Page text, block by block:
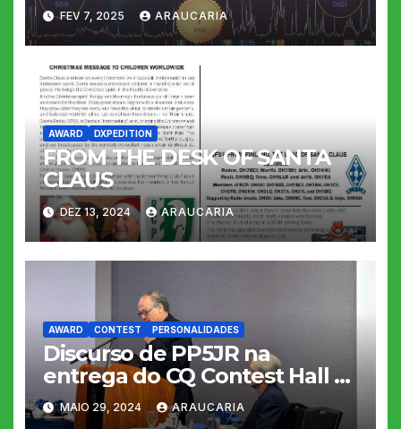
FEV 7, 2025 ARAUCARIA
AWARD DXPEDITION
FROM THE DESK OF SANTA
CLAUS
DEZ 13, 2024 ARAUCARIA
AWARD CONTEST PERSONALIDADES
Discurso de PP5JR na
entrega do CQ Contest Hall of
Fame
MAIO 29, 2024 ARAUCARIA